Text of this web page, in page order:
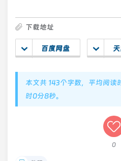
下载地址
百度网盘
本文共 143个字数，平均阅读
时0分9秒。
0